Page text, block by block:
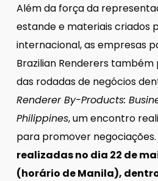
Além da força da
estande e materiais criados
internacional, as empresas
Brazilian Renderers
das rodadas de negócios
Renderer By-Products:
Philippines, um encontro
para promover negociações.
realizadas no dia 22 de
(horário de Manila),